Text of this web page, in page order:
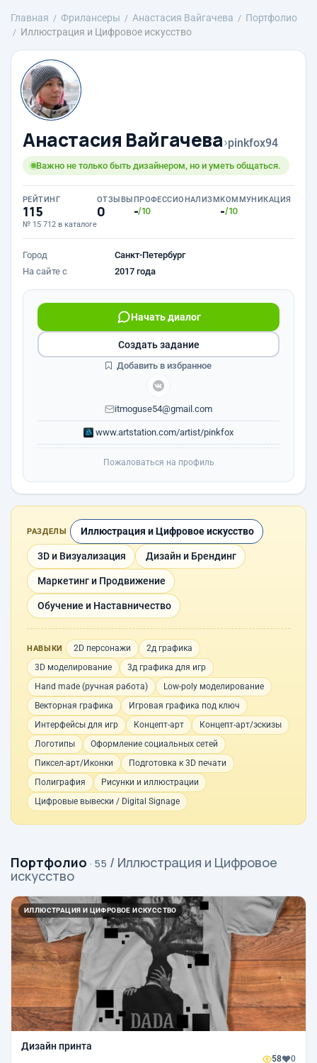
Главная Фрилансеры Анастасия Вайгачева
Портфолио
Иллюстрация и Цифровое искусство
Анастасия Вайгачева›pinkfox94
Важно не только быть дизайнером, но и уметь общаться.
РЕЙТИНГ
115
№ 15 712 в каталоге
ОТЗЫВЫ
0
ПРОФЕССИОНАЛИЗМ
-/10
КОММУНИКАЦИЯ
-/10
Город
Санкт-Петербург
На сайте с
2017 года
Начать диалог
itmoguse54@gmail.com
www.artstation.com/artist/pinkfox
Создать задание
Добавить в избранное
Пожаловаться на профиль
РАЗДЕЛЫ Иллюстрация и Цифровое искусство
3D и Визуализация Дизайн и Брендинг
Маркетинг и Продвижение
Обучение и Наставничество
НАВЫКИ 2D персонажи
2д графика
3D моделирование
3д графика для игр
Hand made (ручная работа)
Low-poly моделирование
Векторная графика
Игровая графика под ключ
Интерфейсы для игр
Концепт-арт
Концепт-арт/эскизы
Логотипы
Оформление социальных сетей
Пиксел-арт/Иконки
Подготовка к 3D печати
Полиграфия
Рисунки и иллюстрации
Цифровые вывески / Digital Signage
Портфолио · 55 / Иллюстрация и Цифровое
искусство
ИЛЛЮСТРАЦИЯ И ЦИФРОВОЕ ИСКУССТВО
Дизайн принта
58 0